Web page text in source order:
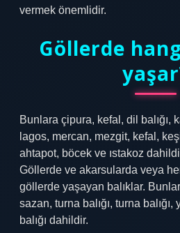
vermek önemlidir.
Göllerde
Bunlara çipura, kefal, dil balığı,
lagos, mercan, mezgit, kefal,
ahtapot, böcek ve ıstakoz
Göllerde ve akarsularda veya
göllerde yaşayan balıklar.
sazan, turna balığı, turna balığı,
balığı dahildir.